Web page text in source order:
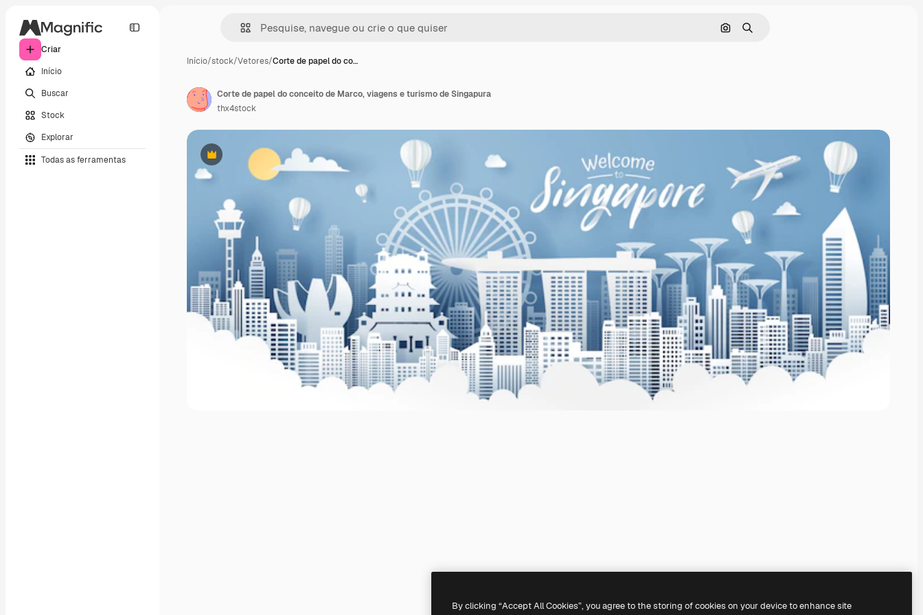
Criar
Início
Buscar
Stock
Explorar
Todas as ferramentas
Pesquisar por imagem
Buscar
Início/stock/Vetores/Corte de papel do co…
Premium
Corte de papel do conceito de Marco, viagens e turismo de Singapura
thx4stock
By clicking “Accept All Cookies”, you agree to the storing of cookies on your device to enhance site